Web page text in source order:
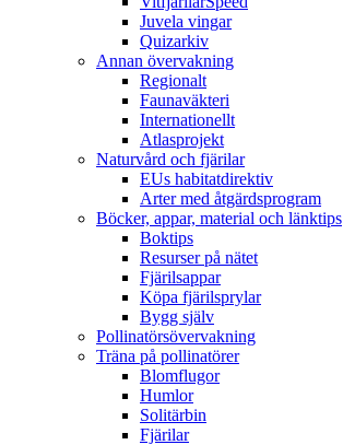
Juvela vingar
Quizarkiv
Annan övervakning
Regionalt
Faunaväkteri
Internationellt
Atlasprojekt
Naturvård och fjärilar
EUs habitatdirektiv
Arter med åtgärdsprogram
Böcker, appar, material och länktips
Boktips
Resurser på nätet
Fjärilsappar
Köpa fjärilsprylar
Bygg själv
Pollinatörsövervakning
Träna på pollinatörer
Blomflugor
Humlor
Solitärbin
Fjärilar